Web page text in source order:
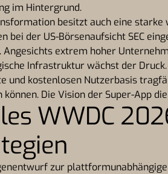
im Hintergrund.
besitzt auch eine
bei der US-Börsenaufsicht SEC
Angesichts extrem hoher
Infrastruktur wächst der
und kostenlosen Nutzerbasis
können. Die Vision der Super-App
WWDC
zur